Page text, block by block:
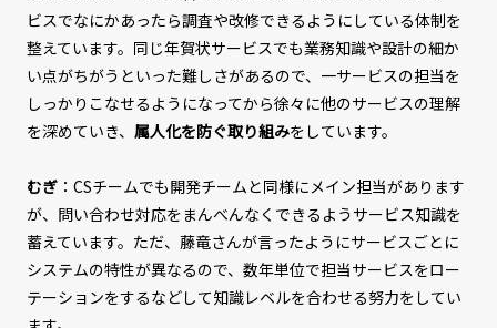
ビスでなにかあったら調査や改修できるようにしている体制を
整えています。同じ年賀状サービスでも業務知識や設計の細か
い点がちがうといった難しさがあるので、一サービスの担当を
しっかりこなせるようになってから徐々に他のサービスの理解
を深めていき、 属人化を防ぐ取り組みをしています。
むぎ：CSチームでも開発チームと同様にメイン担当があります
が、問い合わせ対応をまんべんなくできるようサービス知識を
蓄えています。ただ、藤竜さんが言ったようにサービスごとに
システムの特性が異なるので、数年単位で担当サービスをロー
テーションをするなどして知識レベルを合わせる努力をしてい